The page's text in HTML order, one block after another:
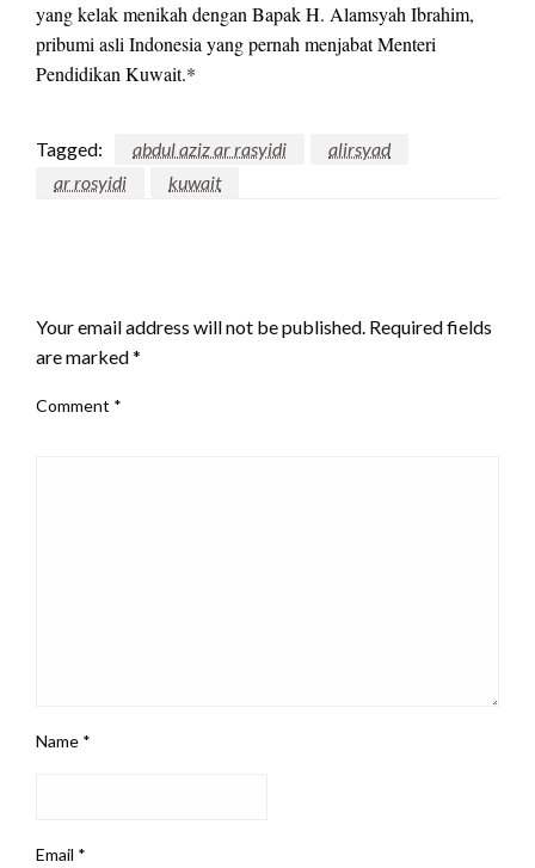
yang kelak menikah dengan Bapak H. Alamsyah Ibrahim,
pribumi asli Indonesia yang pernah menjabat Menteri
Pendidikan Kuwait.*
Tagged: abdul aziz ar rasyidi
alirsyad
ar rosyidi
kuwait
Your email address will not be published. Required fields
are marked*
Comment *
Name *
Email *